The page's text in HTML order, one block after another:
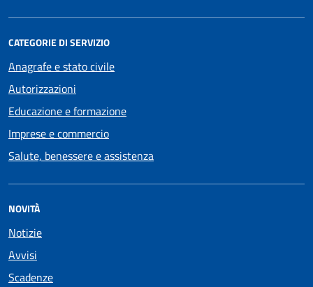
CATEGORIE DI SERVIZIO
Anagrafe e stato civile
Autorizzazioni
Educazione e formazione
Imprese e commercio
Salute, benessere e assistenza
NOVITÀ
Notizie
Avvisi
Scadenze